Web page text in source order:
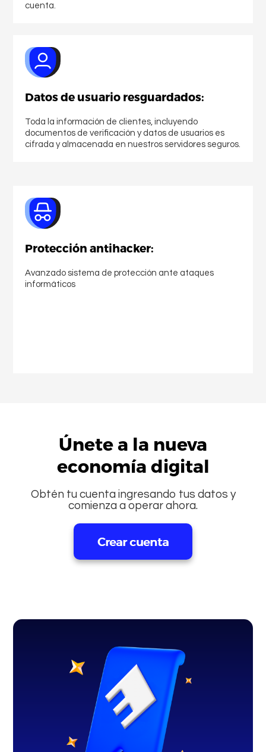
cuenta.
Datos de usuario resguardados:
Toda la información de clientes, incluyendo
documentos de verificación y datos de usuarios es
cifrada y almacenada en nuestros servidores seguros.
Protección antihacker:
Avanzado sistema de protección ante ataques
informáticos
Únete a la nueva
economía digital
Obtén tu cuenta ingresando tus datos y
comienza a operar ahora.
Crear cuenta